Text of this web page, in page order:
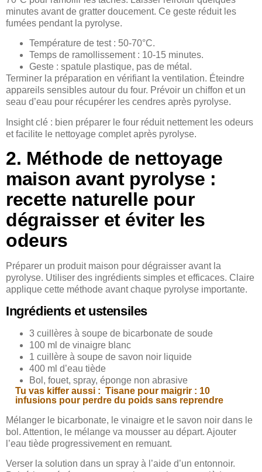
minutes avant de gratter doucement. Ce geste réduit les
fumées pendant la pyrolyse.
Température de test : 50-70°C.
Temps de ramollissement : 10-15 minutes.
Geste : spatule plastique, pas de métal.
Terminer la préparation en vérifiant la ventilation. Éteindre
appareils sensibles autour du four. Prévoir un chiffon et un
seau d’eau pour récupérer les cendres après pyrolyse.
Insight clé : bien préparer le four réduit nettement les odeurs
et facilite le nettoyage complet après pyrolyse.
2. Méthode de nettoyage
maison avant pyrolyse :
recette naturelle pour
dégraisser et éviter les
odeurs
Préparer un produit maison pour dégraisser avant la
pyrolyse. Utiliser des ingrédients simples et efficaces. Claire
applique cette méthode avant chaque pyrolyse importante.
Ingrédients et ustensiles
3 cuillères à soupe de bicarbonate de soude
100 ml de vinaigre blanc
1 cuillère à soupe de savon noir liquide
400 ml d’eau tiède
Bol, fouet, spray, éponge non abrasive
Tu vas kiffer aussi : Tisane pour maigrir : 10
infusions pour perdre du poids sans reprendre
Mélanger le bicarbonate, le vinaigre et le savon noir dans le
bol. Attention, le mélange va mousser au départ. Ajouter
l’eau tiède progressivement en remuant.
Verser la solution dans un spray à l’aide d’un entonnoir.